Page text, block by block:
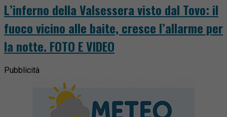
L’inferno della Valsessera visto dal Tovo: il
fuoco vicino alle baite, cresce l’allarme per
la notte. FOTO E VIDEO
Pubblicità